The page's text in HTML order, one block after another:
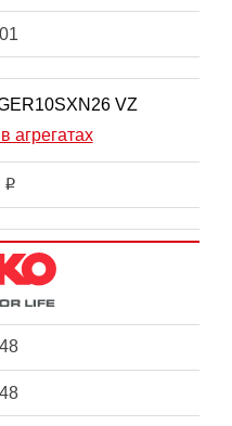
VZ
агрегатах
i